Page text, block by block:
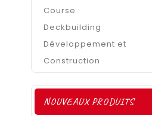
Course
Deckbuilding
Développement et
Construction
NOUVEAUX PRODUITS